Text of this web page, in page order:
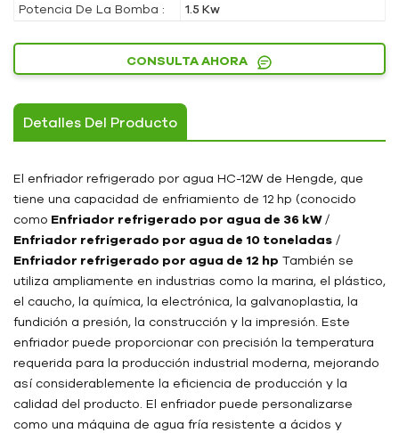
Potencia De La Bomba :
1.5 Kw
CONSULTA AHORA
Detalles Del Producto
El enfriador refrigerado por agua HC-12W de Hengde, que
tiene una capacidad de enfriamiento de 12 hp (conocido
como Enfriador refrigerado por agua de 36 kW/
Enfriador refrigerado por agua de 10 toneladas /
Enfriador refrigerado por agua de 12 hp También se
utiliza ampliamente en industrias como la marina, el plástico,
el caucho, la química, la electrónica, la galvanoplastia, la
fundición a presión, la construcción y la impresión. Este
enfriador puede proporcionar con precisión la temperatura
requerida para la producción industrial moderna, mejorando
así considerablemente la eficiencia de producción y la
calidad del producto. El enfriador puede personalizarse
como una máquina de agua fría resistente a ácidos y